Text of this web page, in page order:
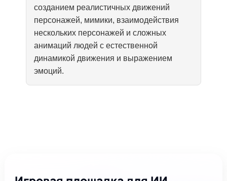
созданием реалистичных движений
персонажей, мимики, взаимодействия
нескольких персонажей и сложных
анимаций людей с естественной
динамикой движения и выражением
эмоций.